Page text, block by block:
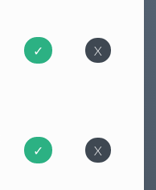
✓ X
✓ X